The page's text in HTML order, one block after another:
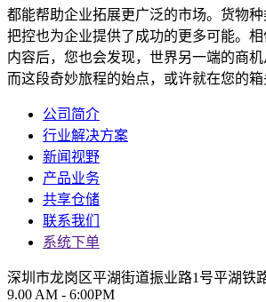
都能帮助企业拓展更广泛的市场。货物
把控也为企业提供了成功的更多可能。
内容后，您也会发现，世界另一端的商机
而这段奇妙旅程的始点，或许就在您的箱
公司简介
行业解决方案
新闻视野
产品业务
共享仓储
联系我们
系统下单
深圳市龙岗区平湖街道振业路1号平湖铁
9.00 AM - 6:00PM